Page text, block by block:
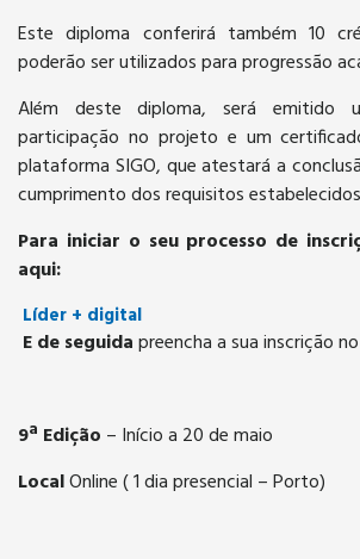
Este diploma conferirá também 10
poderão ser utilizados para progressão
Além deste diploma, será emitido
participação no projeto e um
plataforma SIGO, que atestará a
cumprimento dos requisitos
Para iniciar o seu processo de
aqui:
Líder + digital
E de seguidapreencha a sua inscrição
9ª Edição – Início a 20 de maio
LocalOnline ( 1 dia presencial – Porto)